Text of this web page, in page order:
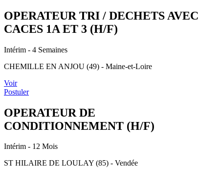
OPERATEUR TRI / DECHETS AVEC
CACES 1A ET 3 (H/F)
Intérim - 4 Semaines
CHEMILLE EN ANJOU (49) - Maine-et-Loire
Voir
Postuler
OPERATEUR DE
CONDITIONNEMENT (H/F)
Intérim - 12 Mois
ST HILAIRE DE LOULAY (85) - Vendée